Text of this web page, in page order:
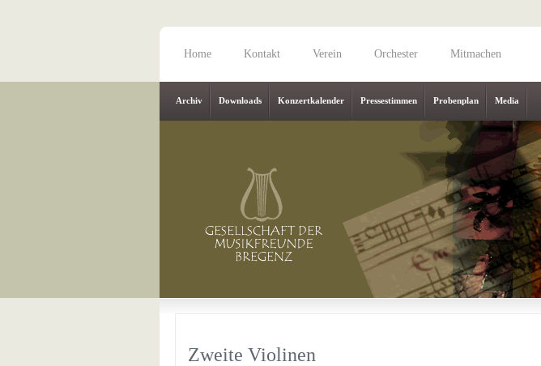
Home Kontakt Verein Orchester Mitmachen
Archiv Downloads Konzertkalender Pressestimmen Probenplan Media
Zweite Violinen